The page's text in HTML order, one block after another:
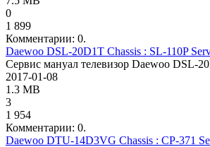
0
1 899
Комментарии: 0.
Daewoo DSL-20D1T Chassis : SL-110P
Сервис мануал телевизор Daewoo DSL-
2017-01-08
1.3 MB
3
1 954
Комментарии: 0.
Daewoo DTU-14D3VG Chassis : CP-371